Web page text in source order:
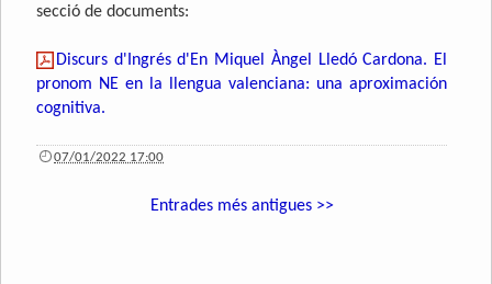
secció de documents:
Discurs d'Ingrés d'En Miquel Àngel Lledó Cardona. El
pronom NE en la llengua valenciana: una aproximación
cognitiva.
07/01/2022 17:00
Entrades més antigues >>